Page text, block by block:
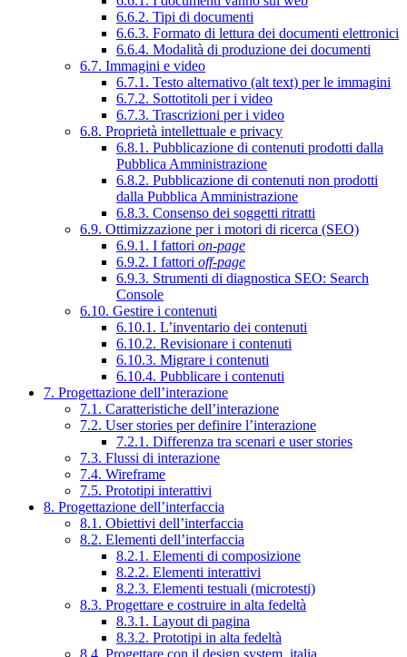
6.6.2. Tipi di documenti
6.6.3. Formato di lettura dei documenti elettronici
6.6.4. Modalità di produzione dei documenti
6.7. Immagini e video
6.7.1. Testo alternativo (alt text) per le immagini
6.7.2. Sottotitoli per i video
6.7.3. Trascrizioni per i video
6.8. Proprietà intellettuale e privacy
6.8.1. Pubblicazione di contenuti prodotti dalla
Pubblica Amministrazione
6.8.2. Pubblicazione di contenuti non prodotti
dalla Pubblica Amministrazione
6.8.3. Consenso dei soggetti ritratti
6.9. Ottimizzazione per i motori di ricerca (SEO)
6.9.1. I fattori on-page
6.9.2. I fattori off-page
6.9.3. Strumenti di diagnostica SEO: Search
Console
6.10. Gestire i contenuti
6.10.1. L’inventario dei contenuti
6.10.2. Revisionare i contenuti
6.10.3. Migrare i contenuti
6.10.4. Pubblicare i contenuti
7. Progettazione dell’interazione
7.1. Caratteristiche dell’interazione
7.2. User stories per definire l’interazione
7.2.1. Differenza tra scenari e user stories
7.3. Flussi di interazione
7.4. Wireframe
7.5. Prototipi interattivi
8. Progettazione dell’interfaccia
8.1. Obiettivi dell’interfaccia
8.2. Elementi dell’interfaccia
8.2.1. Elementi di composizione
8.2.2. Elementi interattivi
8.2.3. Elementi testuali (microtesti)
8.3. Progettare e costruire in alta fedeltà
8.3.1. Layout di pagina
8.3.2. Prototipi in alta fedeltà
8.4. Progettare con il design system .italia